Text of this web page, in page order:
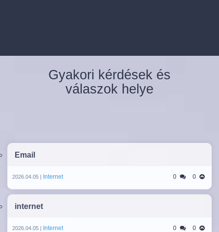
Gyakori kérdések és
válaszok helye
Email
2026.04.05 | Internet 0 0
internet
2026.04.05 | Internet 0 0